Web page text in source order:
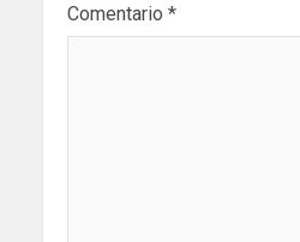
Comentario *